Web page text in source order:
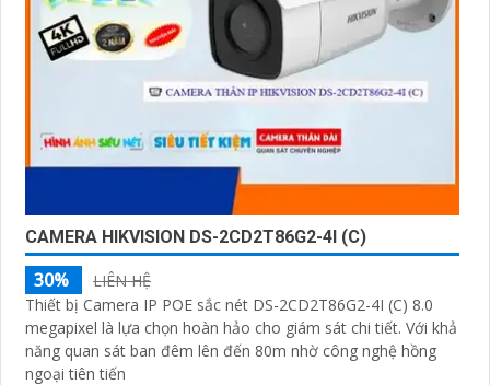
CAMERA HIKVISION DS-2CD2T86G2-4I (C)
30%
LIÊN HỆ
Thiết bị Camera IP POE sắc nét DS-2CD2T86G2-4I (C) 8.0
megapixel là lựa chọn hoàn hảo cho giám sát chi tiết. Với khả
năng quan sát ban đêm lên đến 80m nhờ công nghệ hồng
ngoại tiên tiến